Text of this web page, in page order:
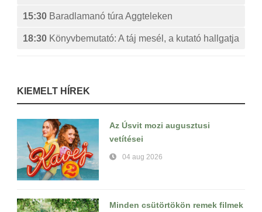
15:30 Baradlamanó túra Aggteleken
18:30 Könyvbemutató: A táj mesél, a kutató hallgatja
KIEMELT HÍREK
Az Úsvit mozi augusztusi
vetítései
04 aug 2026
Minden csütörtökön remek filmek